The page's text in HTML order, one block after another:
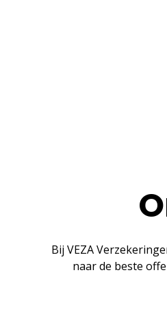
Bij VEZA
naar de beste